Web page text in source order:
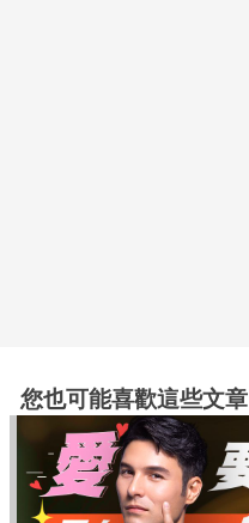
您也可能喜歡這些文章